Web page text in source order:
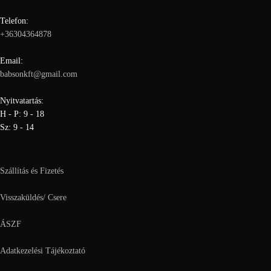
Telefon:
+36304364878
Email:
babsonkft@gmail.com
Nyitvatartás:
H - P: 9 - 18
Sz: 9 - 14
Szállítás és Fizetés
Visszaküldés/ Csere
ÁSZF
Adatkezelési Tájékoztató